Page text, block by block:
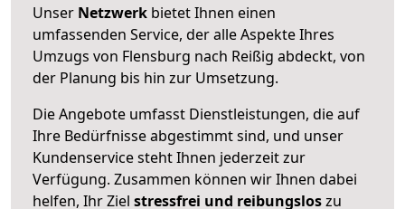
Unser Netzwerk bietet Ihnen einen
umfassenden Service, der alle Aspekte Ihres
Umzugs von Flensburg nach Reißig abdeckt, von
der Planung bis hin zur Umsetzung.
Die Angebote umfasst Dienstleistungen, die auf
Ihre Bedürfnisse abgestimmt sind, und unser
Kundenservice steht Ihnen jederzeit zur
Verfügung. Zusammen können wir Ihnen dabei
helfen, Ihr Ziel stressfrei und reibungsloszu